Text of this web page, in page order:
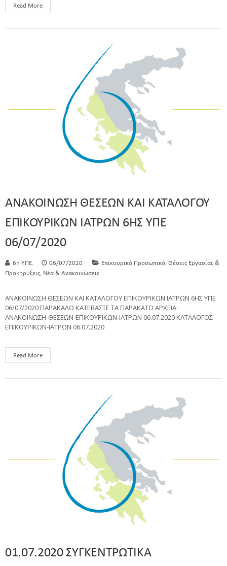
Read More
ΑΝΑΚΟΙΝΩΣΗ ΘΕΣΕΩΝ ΚΑΙ ΚΑΤΑΛΟΓΟΥ
ΕΠΙΚΟΥΡΙΚΩΝ ΙΑΤΡΩΝ 6ΗΣ ΥΠΕ
06/07/2020
6η Υ.ΠΕ. 06/07/2020 Επικουρικό Προσωπικό, Θέσεις Εργασίας &
Προκηρύξεις, Νέα & Ανακοινώσεις
ΑΝΑΚΟΙΝΩΣΗ ΘΕΣΕΩΝ ΚΑΙ ΚΑΤΑΛΟΓΟΥ ΕΠΙΚΟΥΡΙΚΩΝ ΙΑΤΡΩΝ 6ΗΣ ΥΠΕ
06/07/2020 ΠΑΡΑΚΑΛΩ ΚΑΤΕΒΑΣΤΕ ΤΑ ΠΑΡΑΚΑΤΩ ΑΡΧΕΙΑ:
ΑΝΑΚΟΙΝΩΣΗ-ΘΕΣΕΩΝ-ΕΠΙΚΟΥΡΙΚΩΝ-ΙΑΤΡΩΝ 06.07.2020 ΚΑΤΑΛΟΓΟΣ-
ΕΠΙΚΟΥΡΙΚΩΝ-ΙΑΤΡΩΝ 06.07.2020
Read More
01.07.2020 ΣΥΓΚΕΝΤΡΩΤΙΚΑ